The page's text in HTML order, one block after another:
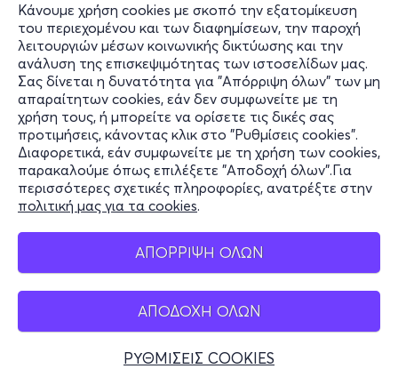
Κάνουμε χρήση cookies με σκοπό την εξατομίκευση
του περιεχομένου και των διαφημίσεων, την παροχή
λειτουργιών μέσων κοινωνικής δικτύωσης και την
ανάλυση της επισκεψιμότητας των ιστοσελίδων μας.
Σας δίνεται η δυνατότητα για "Απόρριψη όλων" των μη
απαραίτητων cookies, εάν δεν συμφωνείτε με τη
χρήση τους, ή μπορείτε να ορίσετε τις δικές σας
προτιμήσεις, κάνοντας κλικ στο "Ρυθμίσεις cookies".
Διαφορετικά, εάν συμφωνείτε με τη χρήση των cookies,
παρακαλούμε όπως επιλέξετε "Αποδοχή όλων".Για
περισσότερες σχετικές πληροφορίες, ανατρέξτε στην
πολιτική μας για τα cookies.
ΑΠΟΡΡΙΨΗ ΟΛΩΝ
ΑΠΟΔΟΧΗ ΟΛΩΝ
ΡΥΘΜΙΣΕΙΣ COOKIES